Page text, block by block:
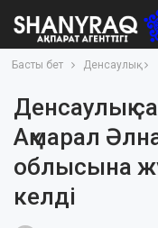
Басты бет Денсаулық
Денсаулық
Ақмарал
облысына
келді